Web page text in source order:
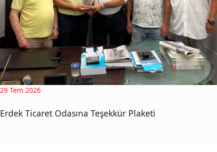
29 Tem 2026
Erdek Ticaret Odasına Teşekkür Plaketi